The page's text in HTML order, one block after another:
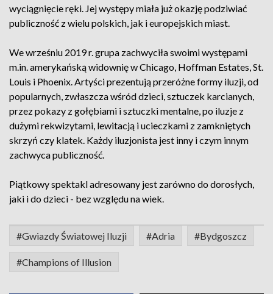
wyciągnięcie ręki. Jej występy miała już okazję podziwiać
publiczność z wielu polskich, jak i europejskich miast.
We wrześniu 2019 r. grupa zachwyciła swoimi występami
m.in. amerykańską widownię w Chicago, Hoffman Estates, St.
Louis i Phoenix. Artyści prezentują przeróżne formy iluzji, od
popularnych, zwłaszcza wśród dzieci, sztuczek karcianych,
przez pokazy z gołębiami i sztuczki mentalne, po iluzje z
dużymi rekwizytami, lewitacją i ucieczkami z zamkniętych
skrzyń czy klatek. Każdy iluzjonista jest inny i czym innym
zachwyca publiczność.
Piątkowy spektakl adresowany jest zarówno do dorosłych,
jaki i do dzieci - bez względu na wiek.
#Gwiazdy Światowej Iluzji #Adria #Bydgoszcz
#Champions of Illusion